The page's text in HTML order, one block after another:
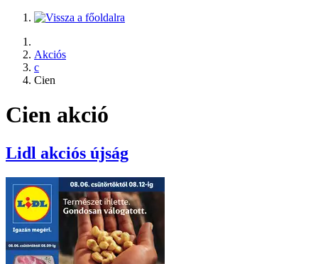
Akciós
c
Cien
Cien akció
Lidl akciós újság